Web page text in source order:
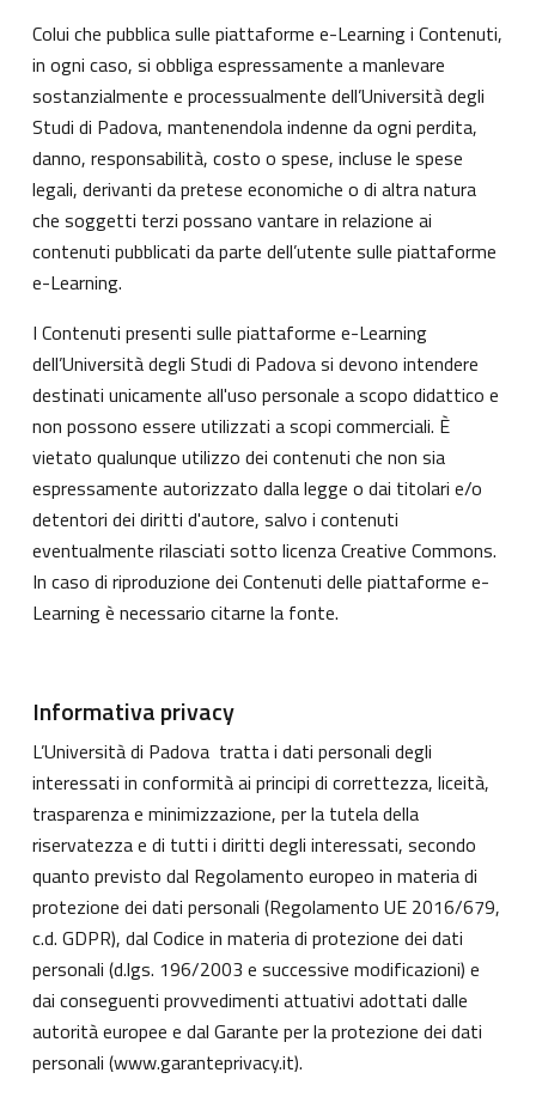
Colui che pubblica sulle piattaforme e-Learning i Contenuti,
in ogni caso, si obbliga espressamente a manlevare
sostanzialmente e processualmente dell’Università degli
Studi di Padova, mantenendola indenne da ogni perdita,
danno, responsabilità, costo o spese, incluse le spese
legali, derivanti da pretese economiche o di altra natura
che soggetti terzi possano vantare in relazione ai
contenuti pubblicati da parte dell’utente sulle piattaforme
e-Learning.
I Contenuti presenti sulle piattaforme e-Learning
dell’Università degli Studi di Padova si devono intendere
destinati unicamente all'uso personale a scopo didattico e
non possono essere utilizzati a scopi commerciali. È
vietato qualunque utilizzo dei contenuti che non sia
espressamente autorizzato dalla legge o dai titolari e/o
detentori dei diritti d'autore, salvo i contenuti
eventualmente rilasciati sotto licenza Creative Commons.
In caso di riproduzione dei Contenuti delle piattaforme e-
Learning è necessario citarne la fonte.
Informativa privacy
L’Università di Padova tratta i dati personali degli
interessati in conformità ai principi di correttezza, liceità,
trasparenza e minimizzazione, per la tutela della
riservatezza e di tutti i diritti degli interessati, secondo
quanto previsto dal Regolamento europeo in materia di
protezione dei dati personali (Regolamento UE 2016/679,
c.d. GDPR), dal Codice in materia di protezione dei dati
personali (d.lgs. 196/2003 e successive modificazioni) e
dai conseguenti provvedimenti attuativi adottati dalle
autorità europee e dal Garante per la protezione dei dati
personali (www.garanteprivacy.it).